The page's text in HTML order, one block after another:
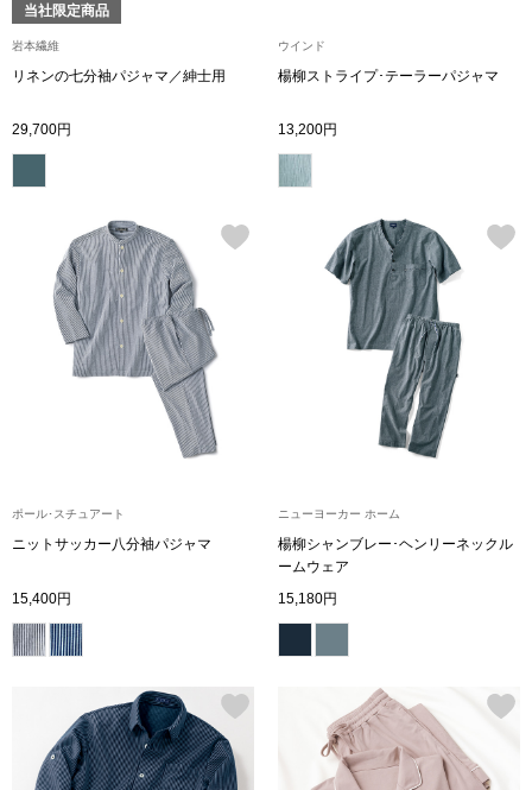
すべて見る
RUGLOG 2026
アウター
ジャケット
ブルゾン
トップス
Tシャツ／カッ
当社限定商品
岩本繊維
リネンの七分袖パジャマ／紳士用
29,700円
ウインド
楊柳ストライプ･テーラーパジャマ
13,200円
ポール･スチュアート
ニットサッカー八分袖パジャマ
15,400円
ニューヨーカー ホーム
楊柳シャンブレー･ヘンリーネックル
ームウェア
15,180円